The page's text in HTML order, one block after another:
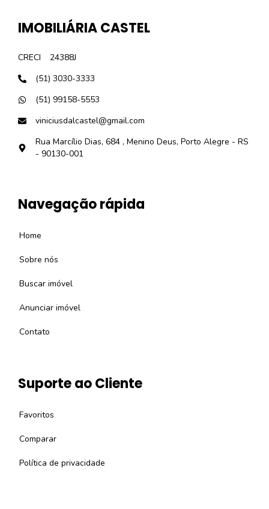
IMOBILIÁRIA CASTEL
CRECI
24388J
(51) 3030-3333
(51) 99158-5553
viniciusdalcastel@gmail.com
Rua Marcílio Dias, 684 , Menino Deus, Porto Alegre - RS
- 90130-001
Navegação rápida
Home
Sobre nós
Buscar imóvel
Anunciar imóvel
Contato
Suporte ao Cliente
Favoritos
Comparar
Política de privacidade